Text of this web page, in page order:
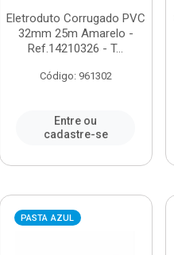
Eletroduto Corrugado PVC
32mm 25m Amarelo -
Ref.14210326 - T...
Código: 961302
Entre ou
cadastre-se
PASTA AZUL